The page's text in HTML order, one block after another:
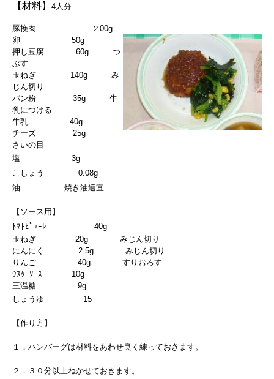
【材料】 4人分
豚挽肉 ２00g
卵 50g
押し豆腐 60g つ
ぶす
玉ねぎ 140g み
じん切り
パン粉 35g 牛
乳につける
牛乳 40g
チーズ 25g
さいの目
塩 3g
こしょう 0.08g
油 焼き油適宜
【ソース用】
ﾄﾏﾄﾋﾟｭｰﾚ 40g
玉ねぎ 20g みじん切り
にんにく 2.5g みじん切り
りんご 40g すりおろす
ｳｽﾀｰｿｰｽ 10g
三温糖 9g
しょうゆ 15
【作り方】
１．ハンバーグは材料をあわせ良く練っておきます。
２．３０分以上ねかせておきます。